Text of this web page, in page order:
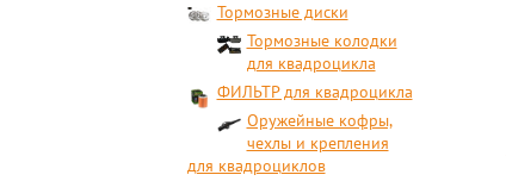
Тормозные диски
Тормозные колодки
для квадроцикла
ФИЛЬТР для квадроцикла
Оружейные кофры,
чехлы и крепления
для квадроциклов